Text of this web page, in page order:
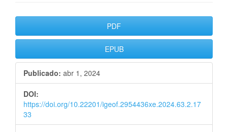
Barra
lateral
del
artículo
PDF
EPUB
Publicado: abr 1, 2024
DOI:
https://doi.org/10.22201/igeof.2954436xe.2024.63.2.17
33